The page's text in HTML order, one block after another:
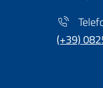
(+39)